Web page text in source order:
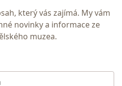
který vás zajímá. My vám
novinky a informace ze
muzea.